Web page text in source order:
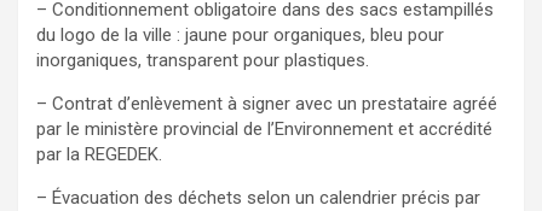
– Conditionnement obligatoire dans des sacs estampillés
du logo de la ville : jaune pour organiques, bleu pour
inorganiques, transparent pour plastiques.
– Contrat d’enlèvement à signer avec un prestataire agréé
par le ministère provincial de l’Environnement et accrédité
par la REGEDEK.
– Évacuation des déchets selon un calendrier précis par